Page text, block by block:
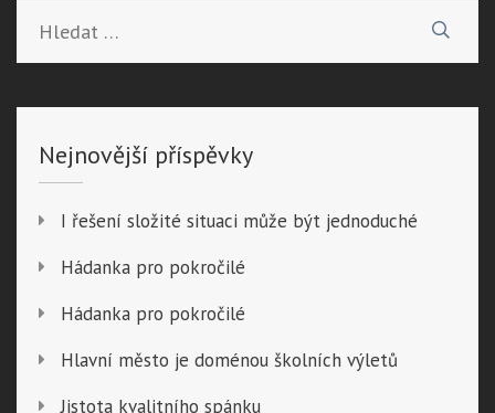
Nejnovější příspěvky
I řešení složité situaci může být jednoduché
Hádanka pro pokročilé
Hádanka pro pokročilé
Hlavní město je doménou školních výletů
Jistota kvalitního spánku